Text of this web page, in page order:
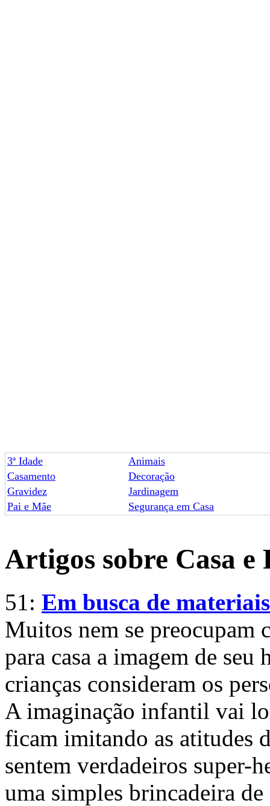
3ª Idade
Animais
Casamento
Decoração
Gravidez
Jardinagem
Pai e Mãe
Segurança em Casa
Artigos sobre Casa e
51: Em busca de
Muitos nem se preocupam
para casa a imagem de
crianças consideram os
A imaginação infantil vai
ficam imitando as atitudes
sentem verdadeiros super-
uma simples brincadeira de